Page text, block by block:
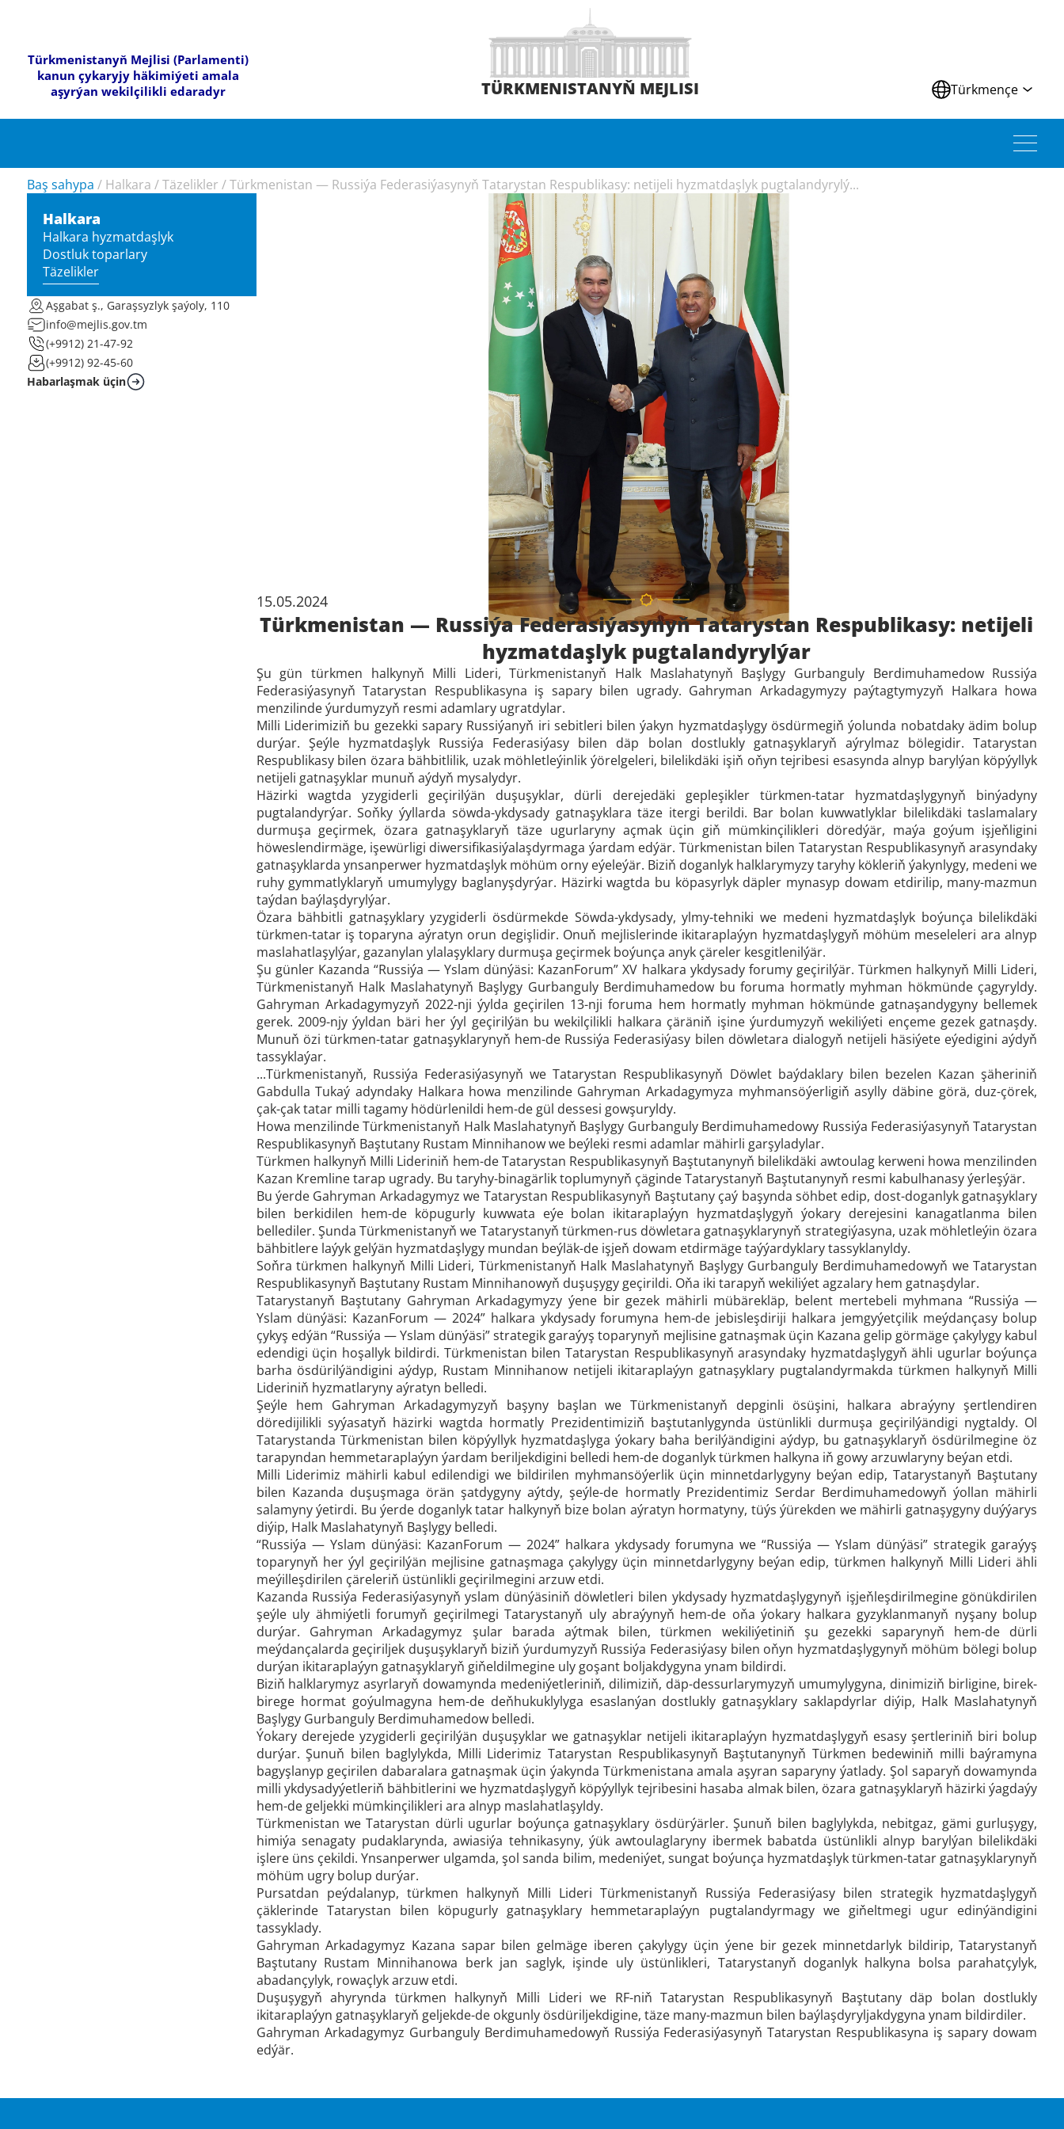
Türkmenistanyň Mejlisi (Parlamenti)
kanun çykaryjy häkimiýeti amala
aşyrýan wekilçilikli edaradyr
TÜRKMENISTANYŇ MEJLISI Türkmençe
Baş sahypa / Halkara /Täzelikler /Türkmenistan — Russiýa Federasiýasynyň Tatarystan Respublikasy: netijeli hyzmatdaşlyk pugtalandyrylý...
Halkara
Halkara hyzmatdaşlyk
Dostluk toparlary
Täzelikler
Aşgabat ş., Garaşsyzlyk şaýoly, 110
info@mejlis.gov.tm
(+9912) 21-47-92
(+9912) 92-45-60
Habarlaşmak üçin
15.05.2024
Türkmenistan — Russiýa Federasiýasynyň Tatarystan Respublikasy: netijeli
hyzmatdaşlyk pugtalandyrylýar
Şu gün türkmen halkynyň Milli Lideri, Türkmenistanyň Halk Maslahatynyň Başlygy Gurbanguly Berdimuhamedow Russiýa
Federasiýasynyň Tatarystan Respublikasyna iş sapary bilen ugrady. Gahryman Arkadagymyzy paýtagtymyzyň Halkara howa
menzilinde ýurdumyzyň resmi adamlary ugratdylar.
Milli Liderimiziň bu gezekki sapary Russiýanyň iri sebitleri bilen ýakyn hyzmatdaşlygy ösdürmegiň ýolunda nobatdaky ädim bolup
durýar. Şeýle hyzmatdaşlyk Russiýa Federasiýasy bilen däp bolan dostlukly gatnaşyklaryň aýrylmaz bölegidir. Tatarystan
Respublikasy bilen özara bähbitlilik, uzak möhletleýinlik ýörelgeleri, bilelikdäki işiň oňyn tejribesi esasynda alnyp barylýan köpýyllyk
netijeli gatnaşyklar munuň aýdyň mysalydyr.
Häzirki wagtda yzygiderli geçirilýän duşuşyklar, dürli derejedäki gepleşikler türkmen-tatar hyzmatdaşlygynyň binýadyny
pugtalandyrýar. Soňky ýyllarda söwda-ykdysady gatnaşyklara täze itergi berildi. Bar bolan kuwwatlyklar bilelikdäki taslamalary
durmuşa geçirmek, özara gatnaşyklaryň täze ugurlaryny açmak üçin giň mümkinçilikleri döredýär, maýa goýum işjeňligini
höweslendirmäge, işewürligi diwersifikasiýalaşdyrmaga ýardam edýär. Türkmenistan bilen Tatarystan Respublikasynyň arasyndaky
gatnaşyklarda ynsanperwer hyzmatdaşlyk möhüm orny eýeleýär. Biziň doganlyk halklarymyzy taryhy kökleriň ýakynlygy, medeni we
ruhy gymmatlyklaryň umumylygy baglanyşdyrýar. Häzirki wagtda bu köpasyrlyk däpler mynasyp dowam etdirilip, many-mazmun
taýdan baýlaşdyrylýar.
Özara bähbitli gatnaşyklary yzygiderli ösdürmekde Söwda-ykdysady, ylmy-tehniki we medeni hyzmatdaşlyk boýunça bilelikdäki
türkmen-tatar iş toparyna aýratyn orun degişlidir. Onuň mejlislerinde ikitaraplaýyn hyzmatdaşlygyň möhüm meseleleri ara alnyp
maslahatlaşylýar, gazanylan ylalaşyklary durmuşa geçirmek boýunça anyk çäreler kesgitlenilýär.
Şu günler Kazanda “Russiýa — Yslam dünýäsi: KazanForum” XV halkara ykdysady forumy geçirilýär. Türkmen halkynyň Milli Lideri,
Türkmenistanyň Halk Maslahatynyň Başlygy Gurbanguly Berdimuhamedow bu foruma hormatly myhman hökmünde çagyryldy.
Gahryman Arkadagymyzyň 2022-nji ýylda geçirilen 13-nji foruma hem hormatly myhman hökmünde gatnaşandygyny bellemek
gerek. 2009-njy ýyldan bäri her ýyl geçirilýän bu wekilçilikli halkara çäräniň işine ýurdumyzyň wekiliýeti ençeme gezek gatnaşdy.
Munuň özi türkmen-tatar gatnaşyklarynyň hem-de Russiýa Federasiýasy bilen döwletara dialogyň netijeli häsiýete eýedigini aýdyň
tassyklaýar.
...Türkmenistanyň, Russiýa Federasiýasynyň we Tatarystan Respublikasynyň Döwlet baýdaklary bilen bezelen Kazan şäheriniň
Gabdulla Tukaý adyndaky Halkara howa menzilinde Gahryman Arkadagymyza myhmansöýerligiň asylly däbine görä, duz-çörek,
çak-çak tatar milli tagamy hödürlenildi hem-de gül dessesi gowşuryldy.
Howa menzilinde Türkmenistanyň Halk Maslahatynyň Başlygy Gurbanguly Berdimuhamedowy Russiýa Federasiýasynyň Tatarystan
Respublikasynyň Baştutany Rustam Minnihanow we beýleki resmi adamlar mähirli garşyladylar.
Türkmen halkynyň Milli Lideriniň hem-de Tatarystan Respublikasynyň Baştutanynyň bilelikdäki awtoulag kerweni howa menzilinden
Kazan Kremline tarap ugrady. Bu taryhy-binagärlik toplumynyň çäginde Tatarystanyň Baştutanynyň resmi kabulhanasy ýerleşýär.
Bu ýerde Gahryman Arkadagymyz we Tatarystan Respublikasynyň Baştutany çaý başynda söhbet edip, dost-doganlyk gatnaşyklary
bilen berkidilen hem-de köpugurly kuwwata eýe bolan ikitaraplaýyn hyzmatdaşlygyň ýokary derejesini kanagatlanma bilen
bellediler. Şunda Türkmenistanyň we Tatarystanyň türkmen-rus döwletara gatnaşyklarynyň strategiýasyna, uzak möhletleýin özara
bähbitlere laýyk gelýän hyzmatdaşlygy mundan beýläk-de işjeň dowam etdirmäge taýýardyklary tassyklanyldy.
Soňra türkmen halkynyň Milli Lideri, Türkmenistanyň Halk Maslahatynyň Başlygy Gurbanguly Berdimuhamedowyň we Tatarystan
Respublikasynyň Baştutany Rustam Minnihanowyň duşuşygy geçirildi. Oňa iki tarapyň wekiliýet agzalary hem gatnaşdylar.
Tatarystanyň Baştutany Gahryman Arkadagymyzy ýene bir gezek mähirli mübärekläp, belent mertebeli myhmana “Russiýa —
Yslam dünýäsi: KazanForum — 2024” halkara ykdysady forumyna hem-de jebisleşdiriji halkara jemgyýetçilik meýdançasy bolup
çykyş edýän “Russiýa — Yslam dünýäsi” strategik garaýyş toparynyň mejlisine gatnaşmak üçin Kazana gelip görmäge çakylygy kabul
edendigi üçin hoşallyk bildirdi. Türkmenistan bilen Tatarystan Respublikasynyň arasyndaky hyzmatdaşlygyň ähli ugurlar boýunça
barha ösdürilýändigini aýdyp, Rustam Minnihanow netijeli ikitaraplaýyn gatnaşyklary pugtalandyrmakda türkmen halkynyň Milli
Lideriniň hyzmatlaryny aýratyn belledi.
Şeýle hem Gahryman Arkadagymyzyň başyny başlan we Türkmenistanyň depginli ösüşini, halkara abraýyny şertlendiren
döredijilikli syýasatyň häzirki wagtda hormatly Prezidentimiziň baştutanlygynda üstünlikli durmuşa geçirilýändigi nygtaldy. Ol
Tatarystanda Türkmenistan bilen köpýyllyk hyzmatdaşlyga ýokary baha berilýändigini aýdyp, bu gatnaşyklaryň ösdürilmegine öz
tarapyndan hemmetaraplaýyn ýardam beriljekdigini belledi hem-de doganlyk türkmen halkyna iň gowy arzuwlaryny beýan etdi.
Milli Liderimiz mähirli kabul edilendigi we bildirilen myhmansöýerlik üçin minnetdarlygyny beýan edip, Tatarystanyň Baştutany
bilen Kazanda duşuşmaga örän şatdygyny aýtdy, şeýle-de hormatly Prezidentimiz Serdar Berdimuhamedowyň ýollan mähirli
salamyny ýetirdi. Bu ýerde doganlyk tatar halkynyň bize bolan aýratyn hormatyny, tüýs ýürekden we mähirli gatnaşygyny duýýarys
diýip, Halk Maslahatynyň Başlygy belledi.
“Russiýa — Yslam dünýäsi: KazanForum — 2024” halkara ykdysady forumyna we “Russiýa — Yslam dünýäsi” strategik garaýyş
toparynyň her ýyl geçirilýän mejlisine gatnaşmaga çakylygy üçin minnetdarlygyny beýan edip, türkmen halkynyň Milli Lideri ähli
meýilleşdirilen çäreleriň üstünlikli geçirilmegini arzuw etdi.
Kazanda Russiýa Federasiýasynyň yslam dünýäsiniň döwletleri bilen ykdysady hyzmatdaşlygynyň işjeňleşdirilmegine gönükdirilen
şeýle uly ähmiýetli forumyň geçirilmegi Tatarystanyň uly abraýynyň hem-de oňa ýokary halkara gyzyklanmanyň nyşany bolup
durýar. Gahryman Arkadagymyz şular barada aýtmak bilen, türkmen wekiliýetiniň şu gezekki saparynyň hem-de dürli
meýdançalarda geçiriljek duşuşyklaryň biziň ýurdumyzyň Russiýa Federasiýasy bilen oňyn hyzmatdaşlygynyň möhüm bölegi bolup
durýan ikitaraplaýyn gatnaşyklaryň giňeldilmegine uly goşant boljakdygyna ynam bildirdi.
Biziň halklarymyz asyrlaryň dowamynda medeniýetleriniň, dilimiziň, däp-dessurlarymyzyň umumylygyna, dinimiziň birligine, birek-
birege hormat goýulmagyna hem-de deňhukuklylyga esaslanýan dostlukly gatnaşyklary saklapdyrlar diýip, Halk Maslahatynyň
Başlygy Gurbanguly Berdimuhamedow belledi.
Ýokary derejede yzygiderli geçirilýän duşuşyklar we gatnaşyklar netijeli ikitaraplaýyn hyzmatdaşlygyň esasy şertleriniň biri bolup
durýar. Şunuň bilen baglylykda, Milli Liderimiz Tatarystan Respublikasynyň Baştutanynyň Türkmen bedewiniň milli baýramyna
bagyşlanyp geçirilen dabaralara gatnaşmak üçin ýakynda Türkmenistana amala aşyran saparyny ýatlady. Şol saparyň dowamynda
milli ykdysadyýetleriň bähbitlerini we hyzmatdaşlygyň köpýyllyk tejribesini hasaba almak bilen, özara gatnaşyklaryň häzirki ýagdaýy
hem-de geljekki mümkinçilikleri ara alnyp maslahatlaşyldy.
Türkmenistan we Tatarystan dürli ugurlar boýunça gatnaşyklary ösdürýärler. Şunuň bilen baglylykda, nebitgaz, gämi gurluşygy,
himiýa senagaty pudaklarynda, awiasiýa tehnikasyny, ýük awtoulaglaryny ibermek babatda üstünlikli alnyp barylýan bilelikdäki
işlere üns çekildi. Ynsanperwer ulgamda, şol sanda bilim, medeniýet, sungat boýunça hyzmatdaşlyk türkmen-tatar gatnaşyklarynyň
möhüm ugry bolup durýar.
Pursatdan peýdalanyp, türkmen halkynyň Milli Lideri Türkmenistanyň Russiýa Federasiýasy bilen strategik hyzmatdaşlygyň
çäklerinde Tatarystan bilen köpugurly gatnaşyklary hemmetaraplaýyn pugtalandyrmagy we giňeltmegi ugur edinýändigini
tassyklady.
Gahryman Arkadagymyz Kazana sapar bilen gelmäge iberen çakylygy üçin ýene bir gezek minnetdarlyk bildirip, Tatarystanyň
Baştutany Rustam Minnihanowa berk jan saglyk, işinde uly üstünlikleri, Tatarystanyň doganlyk halkyna bolsa parahatçylyk,
abadançylyk, rowaçlyk arzuw etdi.
Duşuşygyň ahyrynda türkmen halkynyň Milli Lideri we RF-niň Tatarystan Respublikasynyň Baştutany däp bolan dostlukly
ikitaraplaýyn gatnaşyklaryň geljekde-de okgunly ösdüriljekdigine, täze many-mazmun bilen baýlaşdyryljakdygyna ynam bildirdiler.
Gahryman Arkadagymyz Gurbanguly Berdimuhamedowyň Russiýa Federasiýasynyň Tatarystan Respublikasyna iş sapary dowam
edýär.